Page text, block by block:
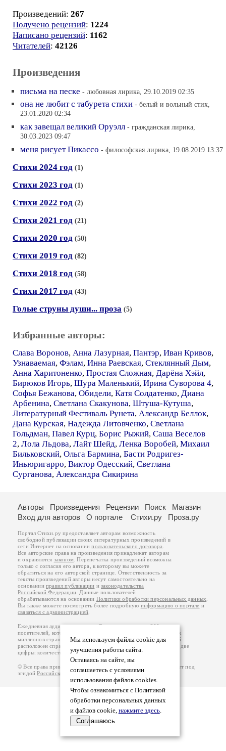
Произведений: 267
Получено рецензий: 1224
Написано рецензий: 1162
Читателей: 42126
Произведения
письма на песке - любовная лирика, 29.10.2019 02:35
она не любит с табурета стихи - белый и вольный стих,
23.01.2020 02:34
как завещал великий Оруэлл - гражданская лирика,
30.03.2023 09:47
меня рисует Пикассо - философская лирика, 19.08.2019 13:37
Стихи 2024 год (1)
Стихи 2023 год (1)
Стихи 2022 год (2)
Стихи 2021 год (21)
Стихи 2020 год (50)
Стихи 2019 год (82)
Стихи 2018 год (58)
Стихи 2017 год (43)
Голые струны души... проза (5)
Избранные авторы:
Слава Воронов, Анна Лазурная, Пантэр, Иван Кривов,
Узнаваемая, Фэлам, Инна Раевская, Стеклянный Дым,
Анна Харитоненко, Простая Сложная, Дарёна Хэйл,
Бирюков Игорь, Шура Маленький, Ирина Суворова 4,
Софья Бежанова, Обидели, Катя Солдатенко, Диана
Арбенина, Светлана Скакунова, Штуша-Кутуша,
Литературный Фестиваль Рунета, Александр Беллок,
Дана Курская, Надежда Литовченко, Светлана
Гольдман, Павел Курц, Борис Рыжий, Саша Веселов
2, Лола Льдова, Лайт Шейд, Ленка Воробей, Михаил
Бильковский, Ольга Бармина, Басти Родригез-
Иньюригарро, Виктор Одесский, Светлана
Сурганова, Александра Сикирина
Мы используем файлы cookie для
улучшения работы сайта.
Оставаясь на сайте, вы
соглашаетесь с условиями
использования файлов cookies.
Чтобы ознакомиться с Политикой
обработки персональных данных
и файлов cookie, нажмите здесь.
Соглашаюсь
Авторы Произведения Рецензии Поиск
Магазин
Вход для авторов
О портале Стихи.ру Проза.ру
Портал Стихи.ру предоставляет авторам возможность
свободной публикации своих литературных произведений в
сети Интернет на основаниипользовательского договора
Все авторские права на произведения принадлежат авторам
и охраняются законом . Перепечатка произведений возможна
только с согласия его автора, к которому вы можете
обратиться на его авторской странице. Ответственность за
тексты произведений авторы несут самостоятельно на
основанииправил публикации изаконодательства
Российской Федерации . Данные пользователей
обрабатываются на основании Политики обработки персональных данных
Вы также можете посмотреть более подробную информацию о портале и
связаться с администрацией
Ежедневная аудитория портала Стихи.ру – порядка 200 тысяч
посетителей, которые в общей сумме просматривают более двух
миллионов страниц по данным счетчика посещаемости, который
расположен справа от этого текста. В каждой графе указано по две
цифры: количество просмотров и количество посетителей.
© Все права принадлежат авторам, 2000-2026. Портал работает под
эгидойРоссийского союза писателей.18+